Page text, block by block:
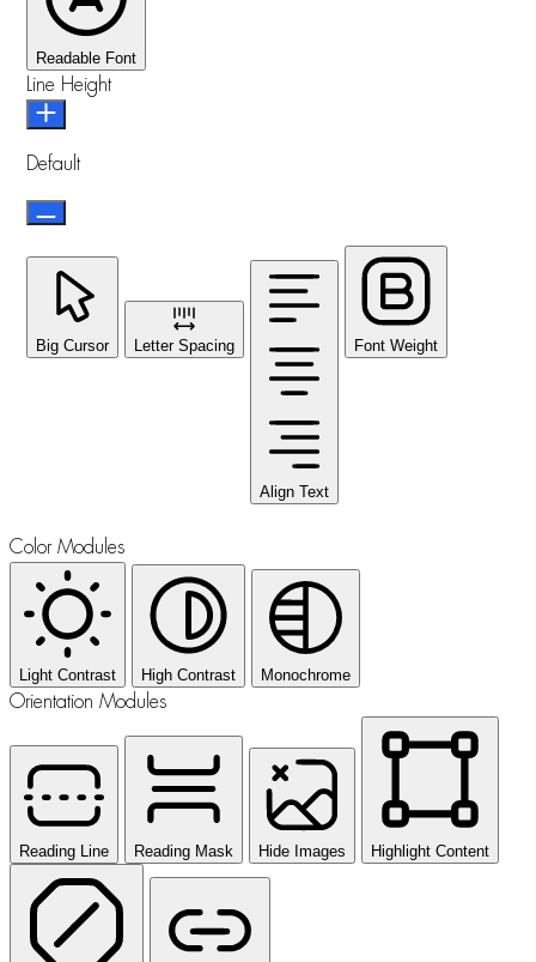
Readable Font
Line Height
Default
Big Cursor Letter Spacing
Align Text
Font Weight
Color Modules
Light Contrast High Contrast Monochrome
Orientation Modules
Reading Line Reading Mask Hide Images Highlight Content